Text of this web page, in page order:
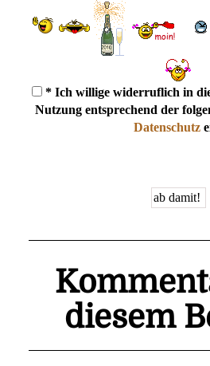
* Ich willige widerruflich in
Nutzung entsprechend der
Datenschutz
diesem